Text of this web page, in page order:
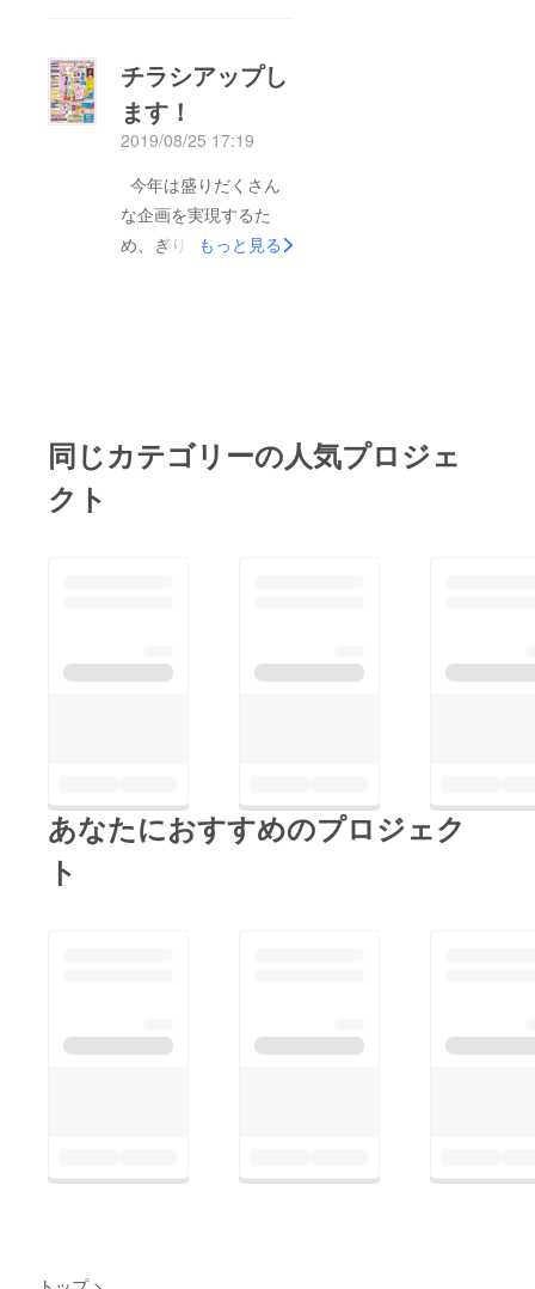
ひご支援をいただけま
すようよろしくお願い
いたします！
バルに参加いただいて
いるびわちゃんより、
応援メッセージいただ
きました！ありがとう
ございます。ぎりぎり
まで頑張りますので引
き続き応援よろしくお
チラシアップし
ます！
2019/08/25 17:19
今年は盛りだくさん
な企画を実現するた
め、ぎりぎりまでか
ます。あとはみんなと
もっと見る
同じカテゴリーの人気プロジェ
クト
あなたにおすすめのプロジェク
ト